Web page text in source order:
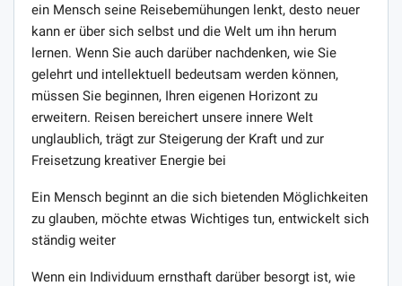
ein Mensch seine Reisebemühungen lenkt, desto neuer
kann er über sich selbst und die Welt um ihn herum
lernen. Wenn Sie auch darüber nachdenken, wie Sie
gelehrt und intellektuell bedeutsam werden können,
müssen Sie beginnen, Ihren eigenen Horizont zu
erweitern. Reisen bereichert unsere innere Welt
unglaublich, trägt zur Steigerung der Kraft und zur
Freisetzung kreativer Energie bei
Ein Mensch beginnt an die sich bietenden Möglichkeiten
zu glauben, möchte etwas Wichtiges tun, entwickelt sich
ständig weiter
Wenn ein Individuum ernsthaft darüber besorgt ist, wie